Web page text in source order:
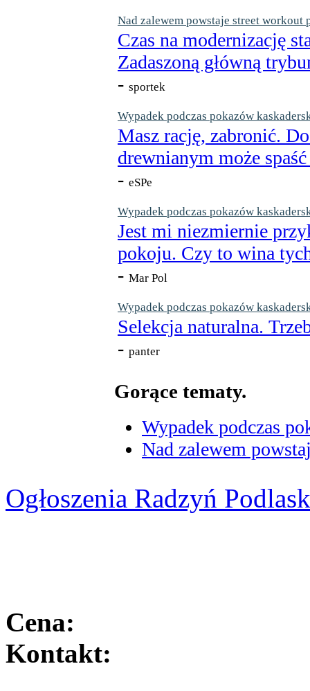
Nad zalewem powstaje street workout
Czas na modernizację
Zadaszoną główną
- sportek
Wypadek podczas pokazów
Masz rację, zabronić.
drewnianym może
- eSPe
Wypadek podczas pokazów
Jest mi niezmiernie
pokoju. Czy to wina
- Mar Pol
Wypadek podczas pokazów
Selekcja naturalna.
- panter
Gorące tematy.
Wypadek podczas
Nad zalewem
Ogłoszenia Radzyń
Cena:
Kontakt: